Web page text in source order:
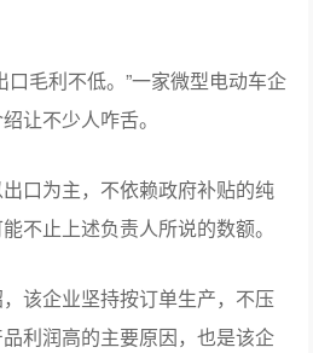
口毛利不低。”一家微型电动车企
让不少人咋舌。
口为主，不依赖政府补贴的纯
不止上述负责人所说的数额。
该企业坚持按订单生产，不压
利润高的主要原因，也是该企